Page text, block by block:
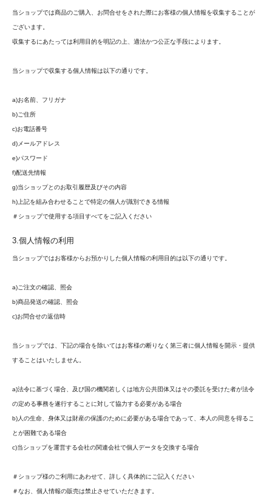
当ショップでは商品のご購入、お問合せをされた際にお客様の個人情報を収集することが
ございます。
収集するにあたっては利用目的を明記の上、適法かつ公正な手段によります。
当ショップで収集する個人情報は以下の通りです。
a)お名前、フリガナ
b)ご住所
c)お電話番号
d)メールアドレス
e)パスワード
f)配送先情報
g)当ショップとのお取引履歴及びその内容
h)上記を組み合わせることで特定の個人が識別できる情報
＃ショップで使用する項目すべてをご記入ください
3.個人情報の利用
当ショップではお客様からお預かりした個人情報の利用目的は以下の通りです。
a)ご注文の確認、照会
b)商品発送の確認、照会
c)お問合せの返信時
当ショップでは、下記の場合を除いてはお客様の断りなく第三者に個人情報を開示・提供
することはいたしません。
a)法令に基づく場合、及び国の機関若しくは地方公共団体又はその委託を受けた者が法令
の定める事務を遂行することに対して協力する必要がある場合
b)人の生命、身体又は財産の保護のために必要がある場合であって、本人の同意を得るこ
とが困難である場合
c)当ショップを運営する会社の関連会社で個人データを交換する場合
＃ショップ様のご利用にあわせて、詳しく具体的にご記入ください
＃なお、個人情報の販売は禁止させていただきます。